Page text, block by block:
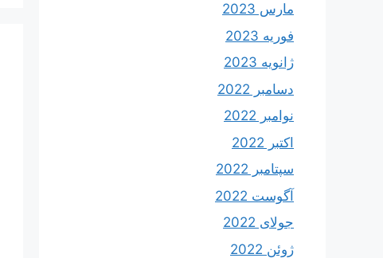
مارس 2023
فوریه 2023
ژانویه 2023
دسامبر 2022
نوامبر 2022
اکتبر 2022
سپتامبر 2022
آگوست 2022
جولای 2022
ژوئن 2022